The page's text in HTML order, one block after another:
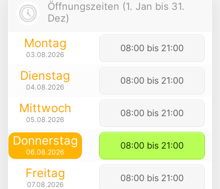
Öffnungszeiten (1. Jan bis 31.
Dez)
Montag
03.08.2026
08:00 bis 21:00
Dienstag
04.08.2026
08:00 bis 21:00
Mittwoch
05.08.2026
08:00 bis 21:00
Donnerstag
06.08.2026
08:00 bis 21:00
Freitag
07.08.2026
08:00 bis 21:00